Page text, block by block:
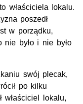
właściciela lokalu.
poszedł
w porządku,
nie było i nie było
swój plecak,
po kilku
właściciel lokalu,